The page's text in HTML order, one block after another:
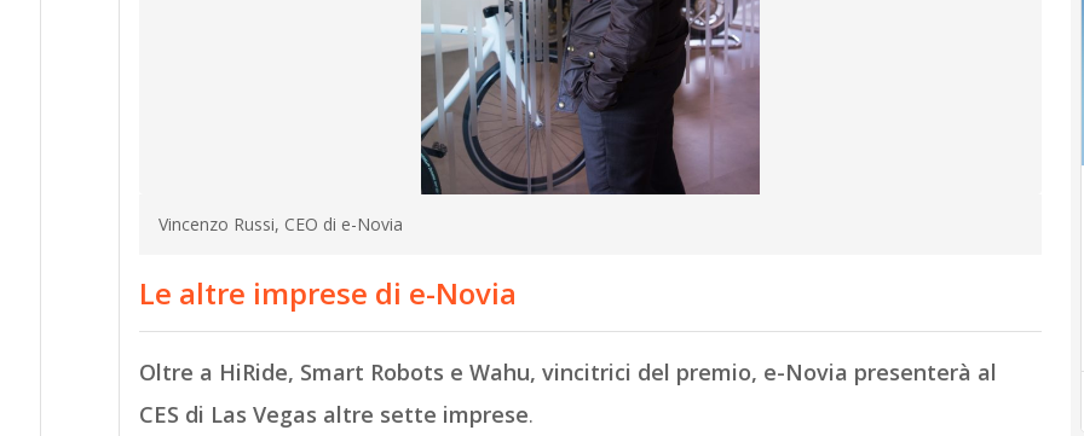
Vincenzo Russi, CEO di e-Novia
Le altre imprese di e-Novia
Oltre a HiRide, Smart Robots e Wahu, vincitrici del premio, e-Novia presenterà al
CES di Las Vegas altre sette imprese.